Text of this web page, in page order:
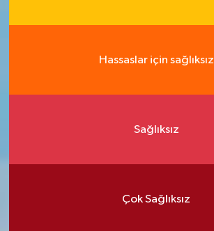
Hassaslar için sağlıksız
Sağlıksız
Çok Sağlıksız